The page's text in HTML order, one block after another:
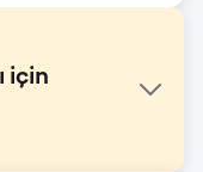
için